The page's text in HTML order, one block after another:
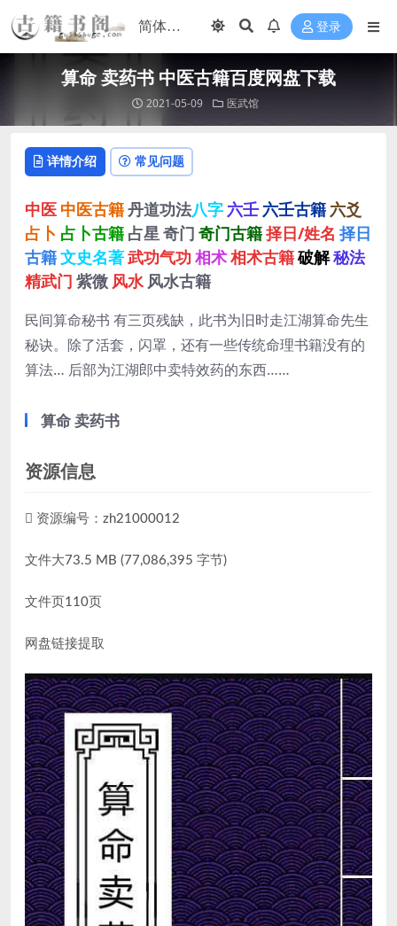
登录
算命 卖药书 中医古籍百度网盘下载
2021-05-09 医武馆
详情介绍 常见问题
中医 中医古籍丹道功法八字 六壬 六壬古籍 六爻
占卜 占卜古籍 占星 奇门 奇门古籍择日/姓名 择日
古籍文史名著武功气功 相术相术古籍破解秘法
精武门 紫微 风水 风水古籍
民间算命秘书 有三页残缺，此书为旧时走江湖算命先生
秘诀。除了活套，闪罩，还有一些传统命理书籍没有的
算法… 后部为江湖郎中卖特效药的东西……
算命 卖药书
资源信息
资源编号：zh21000012
文件大73.5 MB (77,086,395 字节)
文件页110页
网盘链接提取